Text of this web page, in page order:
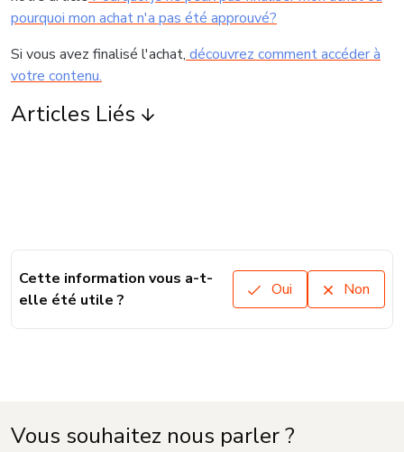
pourquoi mon achat n'a pas été approuvé?
Si vous avez finalisé l'achat, découvrez comment accéder à
votre contenu.
Articles Liés
Cette information vous a-t-
elle été utile ?
Oui Non
Vous souhaitez nous parler ?